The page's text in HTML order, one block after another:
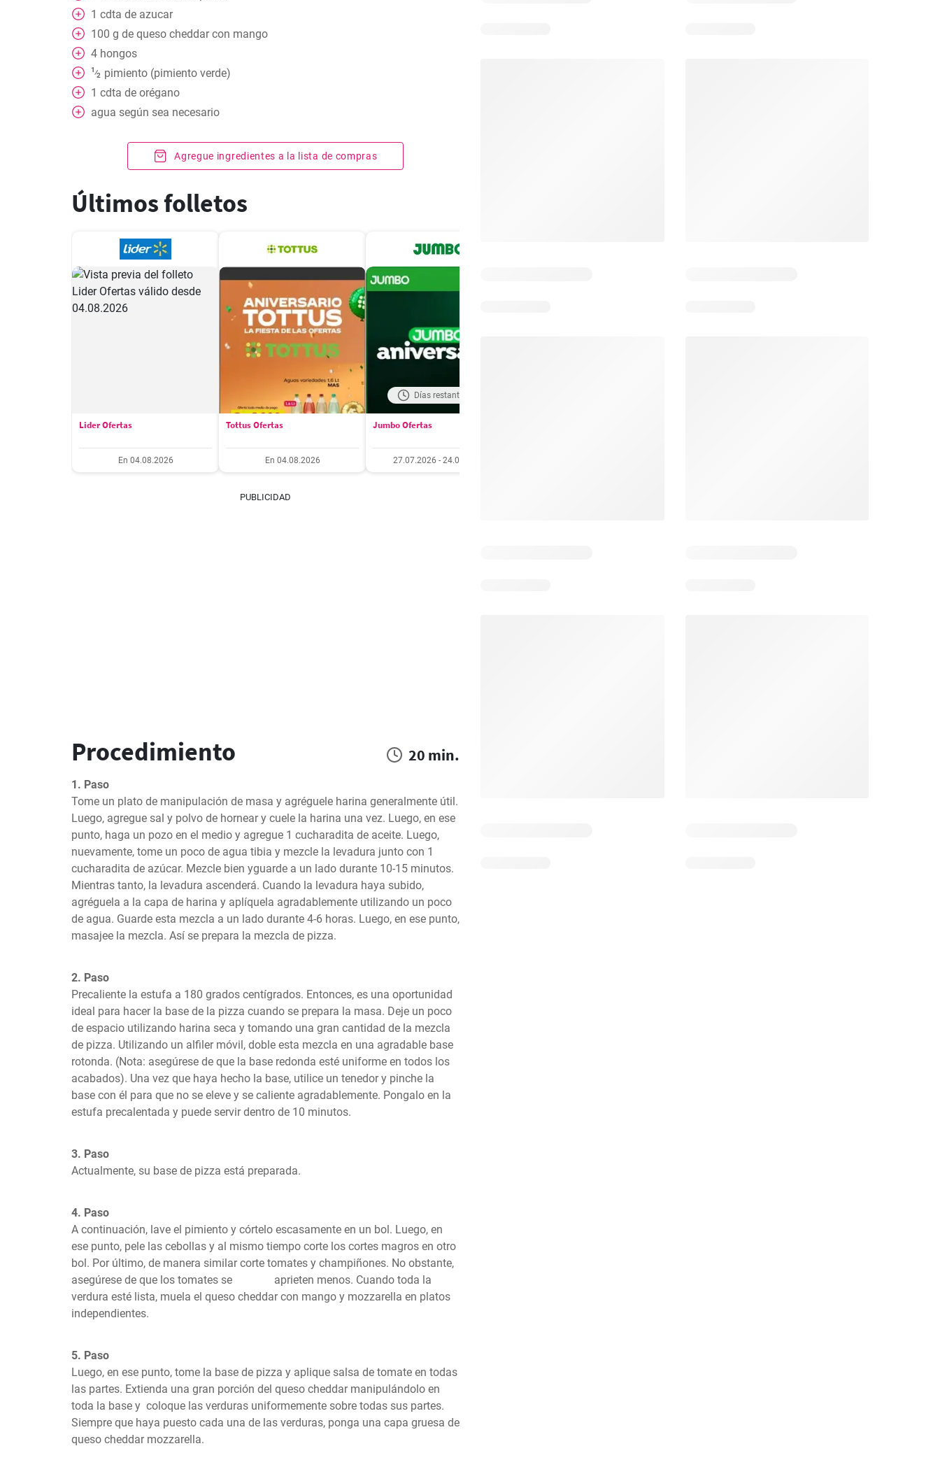
1 cdta de azucar
100 g de queso cheddar con mango
4 hongos
1⁄2
pimiento (pimiento verde)
1 cdta de orégano
agua según sea necesario
Agregue ingredientes a la lista de compras
Últimos folletos
Lider Ofertas
En 04.08.2026
Tottus Ofertas
En 04.08.2026
Días restantes: 19
Jumbo Ofertas
27.07.2026 - 24.08.2026
PUBLICIDAD
Procedimiento 20 min.
1. Paso
Tome un plato de manipulación de masa y agréguele harina generalmente útil.
Luego, agregue sal y polvo de hornear y cuele la harina una vez. Luego, en ese
punto, haga un pozo en el medio y agregue 1 cucharadita de aceite. Luego,
nuevamente, tome un poco de agua tibia y mezcle la levadura junto con 1
cucharadita de azúcar. Mezcle bien yguarde a un lado durante 10-15 minutos.
Mientras tanto, la levadura ascenderá. Cuando la levadura haya subido,
agréguela a la capa de harina y aplíquela agradablemente utilizando un poco
de agua. Guarde esta mezcla a un lado durante 4-6 horas. Luego, en ese punto,
masajee la mezcla. Así se prepara la mezcla de pizza.
2. Paso
Precaliente la estufa a 180 grados centígrados. Entonces, es una oportunidad
ideal para hacer la base de la pizza cuando se prepara la masa. Deje un poco
de espacio utilizando harina seca y tomando una gran cantidad de la mezcla
de pizza. Utilizando un alfiler móvil, doble esta mezcla en una agradable base
rotonda. (Nota: asegúrese de que la base redonda esté uniforme en todos los
acabados). Una vez que haya hecho la base, utilice un tenedor y pinche la
base con él para que no se eleve y se caliente agradablemente. Pongalo en la
estufa precalentada y puede servir dentro de 10 minutos.
3. Paso
Actualmente, su base de pizza está preparada.
4. Paso
A continuación, lave el pimiento y córtelo escasamente en un bol. Luego, en
ese punto, pele las cebollas y al mismo tiempo corte los cortes magros en otro
bol. Por último, de manera similar corte tomates y champiñones. No obstante,
asegúrese de que los tomates se               aprieten menos. Cuando toda la
verdura esté lista, muela el queso cheddar con mango y mozzarella en platos
independientes.
5. Paso
Luego, en ese punto, tome la base de pizza y aplique salsa de tomate en todas
las partes. Extienda una gran porción del queso cheddar manipulándolo en
toda la base y  coloque las verduras uniformemente sobre todas sus partes.
Siempre que haya puesto cada una de las verduras, ponga una capa gruesa de
queso cheddar mozzarella.